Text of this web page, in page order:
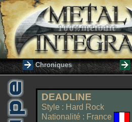
Chroniques
DEADLINE
Style : Hard Rock
Nationalité : France